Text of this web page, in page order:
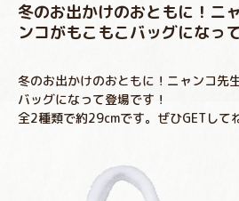
冬のお出かけのおともに！ニ
ンコがもこもこバッグになっ
冬のお出かけのおともに！ニャンコ先
バッグになって登場です！
全2種類で約29cmです。ぜひGETして